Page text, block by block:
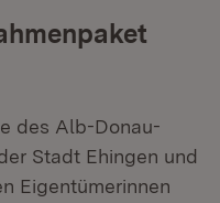
des Alb-Donau-
Stadt Ehingen und
Eigentümerinnen